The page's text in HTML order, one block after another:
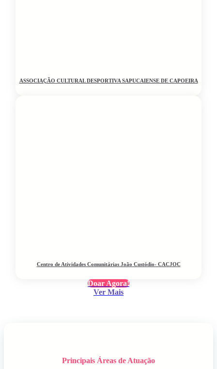
ASSOCIAÇÃO CULTURAL DESPORTIVA SAPUCAIENSE DE CAPOEIRA
Centro de Atividades Comunitárias João Custódio- CACJOC
Doar Agora!
Ver Mais
Principais Áreas de Atuação